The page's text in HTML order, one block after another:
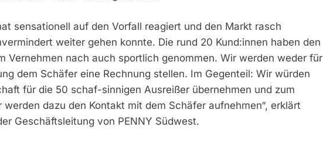
sensationell auf den Vorfall reagiert und den Markt rasch
weiter gehen konnte. Die rund 20 Kund:innen haben den
Vernehmen nach auch sportlich genommen. Wir werden weder für
dem Schäfer eine Rechnung stellen. Im Gegenteil: Wir würden
für die 50 schaf-sinnigen Ausreißer übernehmen und zum
dazu den Kontakt mit dem Schäfer aufnehmen“, erklärt
Geschäftsleitung von PENNY Südwest.